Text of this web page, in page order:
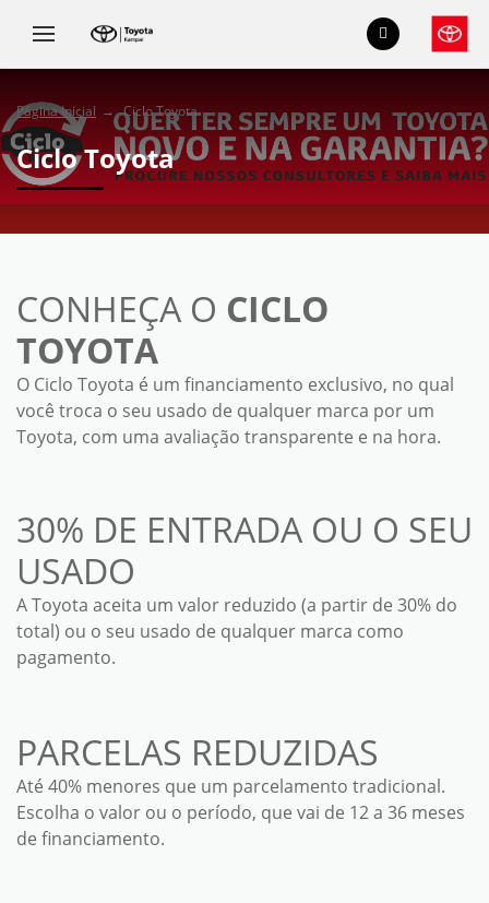
Página Inicial Ciclo Toyota
Ciclo Toyota
CONHEÇA O CICLO
TOYOTA
O Ciclo Toyota é um financiamento exclusivo, no qual
você troca o seu usado de qualquer marca por um
Toyota, com uma avaliação transparente e na hora.
30% DE ENTRADA OU O SEU
USADO
A Toyota aceita um valor reduzido (a partir de 30% do
total) ou o seu usado de qualquer marca como
pagamento.
PARCELAS REDUZIDAS
Até 40% menores que um parcelamento tradicional.
Escolha o valor ou o período, que vai de 12 a 36 meses
de financiamento.